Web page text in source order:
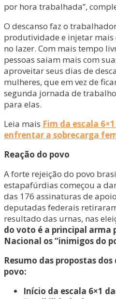
por hora trabalhada”,
O descanso faz o
produtividade e injetar mais
no lazer. Com mais tempo
pessoas saiam mais com
aproveitar seus dias de
mulheres, que em vez de
segunda jornada de
para elas.
Leia mais Fim da escala
enfrentar a sobrecarga
Reação do povo
A forte rejeição do povo
estapafúrdias começou a
das 176 assinaturas de
deputadas federais
resultado das urnas, nas
do voto é a principal arma
Nacional os “inimigos do
Resumo das propostas
povo:
Início da escala 6×1